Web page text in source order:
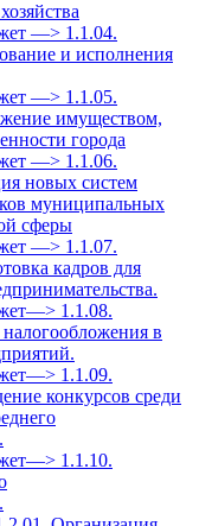
—> 1.1.04.
и исполнения
—> 1.1.05.
имуществом,
города
—> 1.1.06.
новых систем
муниципальных
сферы
—> 1.1.07.
кадров для
1.1.08.
в
1.1.09.
конкурсов среди
1.1.10.